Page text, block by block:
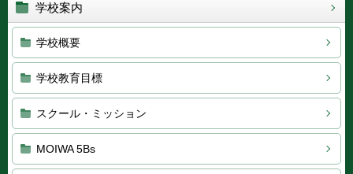
学校案内
学校概要
学校教育目標
スクール・ミッション
MOIWA 5Bs